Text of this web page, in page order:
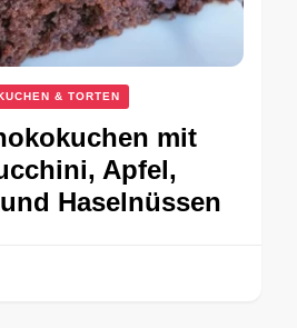
& TORTEN
mit
Apfel,
Haselnüssen